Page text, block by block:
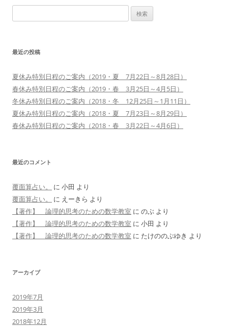
索:
最近の投稿
夏休み特別日程のご案内（2019・夏 7月22日～8月28日）
春休み特別日程のご案内（2019・春 3月25日～4月5日）
冬休み特別日程のご案内（2018・冬 12月25日～1月11日）
夏休み特別日程のご案内（2018・夏 7月23日～8月29日）
春休み特別日程のご案内（2018・春 3月22日～4月6日）
最近のコメント
覆面算占い。 に 小田 より
覆面算占い。
に えーきら より
【著作】 論理的思考のための数学教室 に のぶ より
【著作】 論理的思考のための数学教室 に 小田 より
【著作】 論理的思考のための数学教室 に たけののぶゆき より
アーカイブ
2019年7月
2019年3月
2018年12月